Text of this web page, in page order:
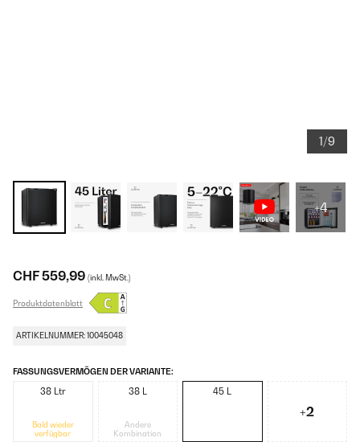
1/9
+4
CHF 559,99 (inkl. MwSt.)
Produktdatenblatt
ARTIKELNUMMER: 10045048
FASSUNGSVERMÖGEN DER VARIANTE:
38 Ltr
Bald wieder
verfügbar
38 L
Andere
Kombination
45 L
+2